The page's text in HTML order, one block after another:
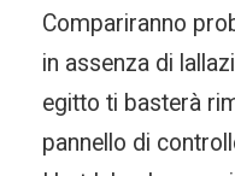
Compariranno
in assenza di
egitto ti basterà
pannello di